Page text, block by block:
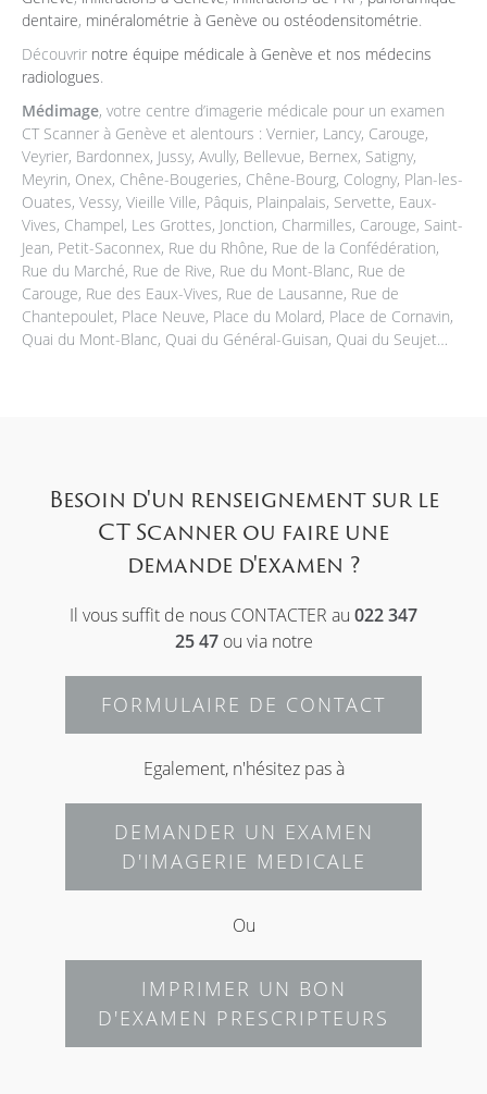
dentaire, minéralométrie à Genève ou ostéodensitométrie.
Découvrir notre équipe médicale à Genève et nos médecins
radiologues.
Médimage, votre centre d’imagerie médicale pour un examen
CT Scanner à Genève et alentours : Vernier, Lancy, Carouge,
Veyrier, Bardonnex, Jussy, Avully, Bellevue, Bernex, Satigny,
Meyrin, Onex, Chêne-Bougeries, Chêne-Bourg, Cologny, Plan-les-
Ouates, Vessy, Vieille Ville, Pâquis, Plainpalais, Servette, Eaux-
Vives, Champel, Les Grottes, Jonction, Charmilles, Carouge, Saint-
Jean, Petit-Saconnex, Rue du Rhône, Rue de la Confédération,
Rue du Marché, Rue de Rive, Rue du Mont-Blanc, Rue de
Carouge, Rue des Eaux-Vives, Rue de Lausanne, Rue de
Chantepoulet, Place Neuve, Place du Molard, Place de Cornavin,
Quai du Mont-Blanc, Quai du Général-Guisan, Quai du Seujet…
Besoin d'un renseignement sur le
CT Scanner ou faire une
demande d'examen ?
Il vous suffit de nous CONTACTER au 022 347
25 47ou via notre
FORMULAIRE DE CONTACT
Egalement, n'hésitez pas à
DEMANDER UN EXAMEN
D'IMAGERIE MEDICALE
Ou
IMPRIMER UN BON
D'EXAMEN PRESCRIPTEURS